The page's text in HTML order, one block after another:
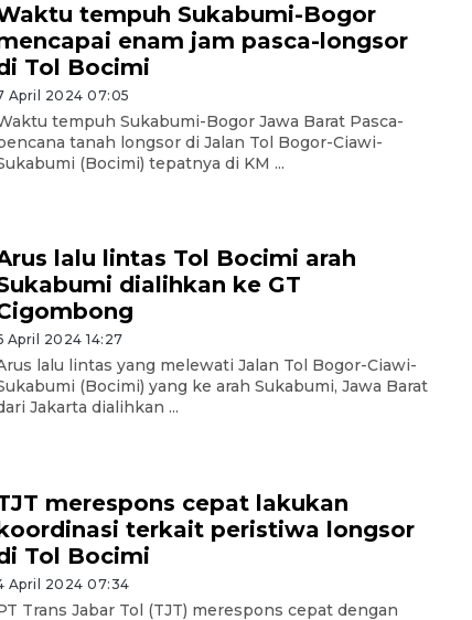
tempuh Sukabumi-Bogor
enam jam pasca-longsor
Tol Bocimi
April 2024 07:05
tempuh Sukabumi-Bogor Jawa Barat Pasca-
tanah longsor di Jalan Tol Bogor-Ciawi-
(Bocimi) tepatnya di KM ...
lalu lintas Tol Bocimi arah
dialihkan ke GT
April 2024 14:27
lalu lintas yang melewati Jalan Tol Bogor-Ciawi-
(Bocimi) yang ke arah Sukabumi, Jawa Barat
Jakarta dialihkan ...
merespons cepat lakukan
terkait peristiwa longsor
Tol Bocimi
April 2024 07:34
Trans Jabar Tol (TJT) merespons cepat dengan